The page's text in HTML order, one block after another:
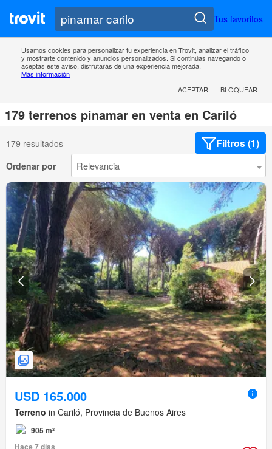
Tus favoritos
Usamos cookies para personalizar tu experiencia en Trovit, analizar el tráfico
y mostrarte contenido y anuncios personalizados. Si continúas navegando o
aceptas este aviso, disfrutarás de una experiencia mejorada.
Más información
ACEPTAR
BLOQUEAR
179 terrenos pinamar en venta en Cariló
179 resultados Filtros (1)
Ordenar por
USD 165.000
Terreno in Cariló, Provincia de Buenos Aires
905 m²
Hace 7 días